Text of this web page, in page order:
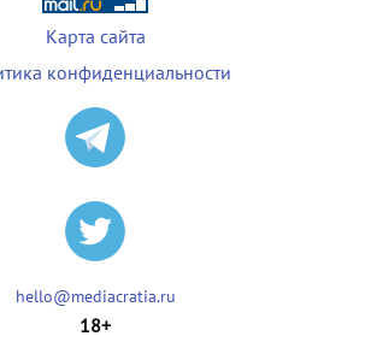
Карта сайта
конфиденциальности
hello@mediacratia.ru
18+